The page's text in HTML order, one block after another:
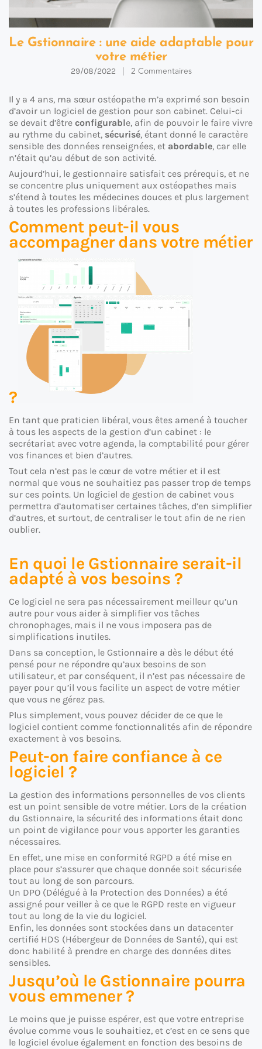
Le Gstionnaire : une aide adaptable pour
votre métier
29/08/2022 2 Commentaires
Il y a 4 ans, ma sœur ostéopathe m’a exprimé son besoin
d’avoir un logiciel de gestion pour son cabinet. Celui-ci
se devait d’être configurable, afin de pouvoir le faire vivre
au rythme du cabinet, sécurisé, étant donné le caractère
sensible des données renseignées, et abordable, car elle
n’était qu’au début de son activité.
Aujourd’hui, le gestionnaire satisfait ces prérequis, et ne
se concentre plus uniquement aux ostéopathes mais
s’étend à toutes les médecines douces et plus largement
à toutes les professions libérales.
Comment peut-il vous
accompagner dans votre métier
?
En tant que praticien libéral, vous êtes amené à toucher
à tous les aspects de la gestion d’un cabinet : le
secrétariat avec votre agenda, la comptabilité pour gérer
vos finances et bien d’autres.
Tout cela n’est pas le cœur de votre métier et il est
normal que vous ne souhaitiez pas passer trop de temps
sur ces points. Un logiciel de gestion de cabinet vous
permettra d’automatiser certaines tâches, d’en simplifier
d’autres, et surtout, de centraliser le tout afin de ne rien
oublier.
En quoi le Gstionnaire serait-il
adapté à vos besoins ?
Ce logiciel ne sera pas nécessairement meilleur qu’un
autre pour vous aider à simplifier vos tâches
chronophages, mais il ne vous imposera pas de
simplifications inutiles.
Dans sa conception, le Gstionnaire a dès le début été
pensé pour ne répondre qu’aux besoins de son
utilisateur, et par conséquent, il n’est pas nécessaire de
payer pour qu’il vous facilite un aspect de votre métier
que vous ne gérez pas.
Plus simplement, vous pouvez décider de ce que le
logiciel contient comme fonctionnalités afin de répondre
exactement à vos besoins.
Peut-on faire confiance à ce
logiciel ?
La gestion des informations personnelles de vos clients
est un point sensible de votre métier. Lors de la création
du Gstionnaire, la sécurité des informations était donc
un point de vigilance pour vous apporter les garanties
nécessaires.
En effet, une mise en conformité RGPD a été mise en
place pour s’assurer que chaque donnée soit sécurisée
tout au long de son parcours.
Un DPO (Délégué à la Protection des Données) a été
assigné pour veiller à ce que le RGPD reste en vigueur
tout au long de la vie du logiciel.
Enfin, les données sont stockées dans un datacenter
certifié HDS (Hébergeur de Données de Santé), qui est
donc habilité à prendre en charge des données dites
sensibles.
Jusqu’où le Gstionnaire pourra
vous emmener ?
Le moins que je puisse espérer, est que votre entreprise
évolue comme vous le souhaitiez, et c’est en ce sens que
le logiciel évolue également en fonction des besoins de